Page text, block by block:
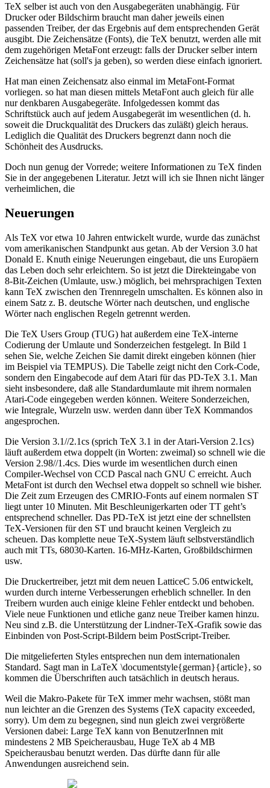
TeX selber ist auch von den Ausgabegeräten unabhängig. Für
Drucker oder Bildschirm braucht man daher jeweils einen
passenden Treiber, der das Ergebnis auf dem entsprechenden Gerät
ausgibt. Die Zeichensätze (Fonts), die TeX benutzt, werden alle mit
dem zugehörigen MetaFont erzeugt: falls der Drucker selber intern
Zeichensätze hat (soll's ja geben), so werden diese einfach ignoriert.
Hat man einen Zeichensatz also einmal im MetaFont-Format
vorliegen. so hat man diesen mittels MetaFont auch gleich für alle
nur denkbaren Ausgabegeräte. Infolgedessen kommt das
Schriftstück auch auf jedem Ausgabegerät im wesentlichen (d. h.
soweit die Druckqualität des Druckers das zuläßt) gleich heraus.
Lediglich die Qualität des Druckers begrenzt dann noch die
Schönheit des Ausdrucks.
Doch nun genug der Vorrede; weitere Informationen zu TeX finden
Sie in der angegebenen Literatur. Jetzt will ich sie Ihnen nicht länger
verheimlichen, die
Neuerungen
Als TeX vor etwa 10 Jahren entwickelt wurde, wurde das zunächst
vom amerikanischen Standpunkt aus getan. Ab der Version 3.0 hat
Donald E. Knuth einige Neuerungen eingebaut, die uns Europäern
das Leben doch sehr erleichtern. So ist jetzt die Direkteingabe von
8-Bit-Zeichen (Umlaute, usw.) möglich, bei mehrsprachigen Texten
kann TeX zwischen den Trennregeln umschalten. Es können also in
einem Satz z. B. deutsche Wörter nach deutschen, und englische
Wörter nach englischen Regeln getrennt werden.
Die TeX Users Group (TUG) hat außerdem eine TeX-interne
Codierung der Umlaute und Sonderzeichen festgelegt. In Bild 1
sehen Sie, welche Zeichen Sie damit direkt eingeben können (hier
im Beispiel via TEMPUS). Die Tabelle zeigt nicht den Cork-Code,
sondern den Eingabecode auf dem Atari für das PD-TeX 3.1. Man
sieht insbesondere, daß alle Standardumlaute mit ihrem normalen
Atari-Code eingegeben werden können. Weitere Sonderzeichen,
wie Integrale, Wurzeln usw. werden dann über TeX Kommandos
angesprochen.
Die Version 3.1//2.1cs (sprich TeX 3.1 in der Atari-Version 2.1cs)
läuft außerdem etwa doppelt (in Worten: zweimal) so schnell wie die
Version 2.98//1.4cs. Dies wurde im wesentlichen durch einen
Compiler-Wechsel von CCD Pascal nach GNU C erreicht. Auch
MetaFont ist durch den Wechsel etwa doppelt so schnell wie bisher.
Die Zeit zum Erzeugen des CMRIO-Fonts auf einem normalen ST
liegt unter 10 Minuten. Mit Beschleunigerkarten oder TT geht’s
entsprechend schneller. Das PD-TeX ist jetzt eine der schnellsten
TeX-Versionen für den ST und braucht keinen Vergleich zu
scheuen. Das komplette neue TeX-System läuft selbstverständlich
auch mit TTs, 68030-Karten. 16-MHz-Karten, Großbildschirmen
usw.
Die Druckertreiber, jetzt mit dem neuen LatticeC 5.06 entwickelt,
wurden durch interne Verbesserungen erheblich schneller. In den
Treibern wurden auch einige kleine Fehler entdeckt und behoben.
Viele neue Funktionen und etliche ganz neue Treiber kamen hinzu.
Neu sind z.B. die Unterstützung der Lindner-TeX-Grafik sowie das
Einbinden von Post-Script-Bildern beim PostScript-Treiber.
Die mitgelieferten Styles entsprechen nun dem internationalen
Standard. Sagt man in LaTeX \documentstyle{german}{article}, so
kommen die Überschriften auch tatsächlich in deutsch heraus.
Weil die Makro-Pakete für TeX immer mehr wachsen, stößt man
nun leichter an die Grenzen des Systems (TeX capacity exceeded,
sorry). Um dem zu begegnen, sind nun gleich zwei vergrößerte
Versionen dabei: Large TeX kann von BenutzerInnen mit
mindestens 2 MB Speicherausbau, Huge TeX ab 4 MB
Speicherausbau benutzt werden. Das dürfte dann für alle
Anwendungen ausreichend sein.